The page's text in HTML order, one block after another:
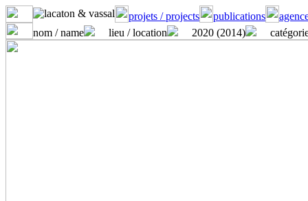
projets / projects publications
nom / name
lieu / location 2020 (2014)